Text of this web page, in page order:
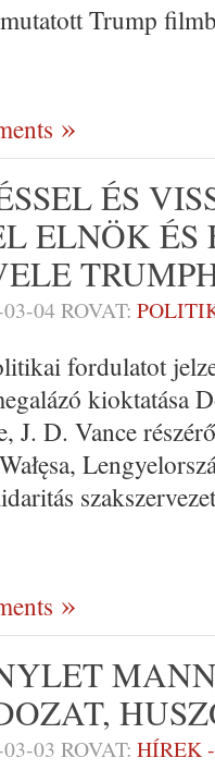
Trump
ÉS
ELNÖK
04ROVAT:
fordulatot
kioktatása
J. D. Vance
03 ROVAT: HÍREK